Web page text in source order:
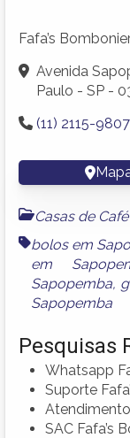
Fafa’s
Avenida
Paulo - SP -
(11) 2115-9807
Casas de
bolos em
em
Sapopemba,
Sapopemba
Pesquisas
Whatsapp
Suporte
SAC Fafa’s